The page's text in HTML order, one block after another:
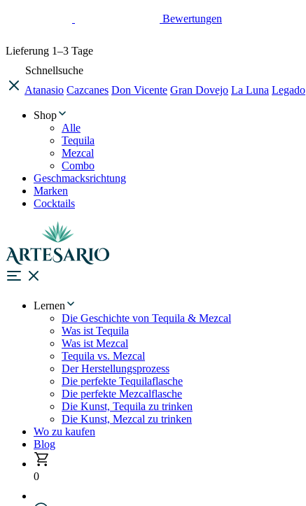
Bewertungen
Lieferung 1–3 Tage
Schnellsuche
Atanasio Cazcanes Don Vicente Gran Dovejo La Luna Legado
Shop
Alle
Tequila
Mezcal
Combo
Geschmacksrichtung
Marken
Cocktails
Lernen
Die Geschichte von Tequila & Mezcal
Was ist Tequila
Was ist Mezcal
Tequila vs. Mezcal
Der Herstellungsprozess
Die perfekte Tequilaflasche
Die perfekte Mezcalflasche
Die Kunst, Tequila zu trinken
Die Kunst, Mezcal zu trinken
Wo zu kaufen
Blog
0